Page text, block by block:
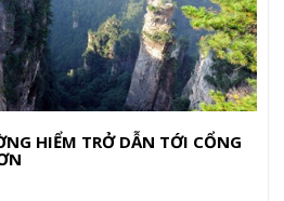
HIỂM TRỞ DẪN TỚI CỔNG